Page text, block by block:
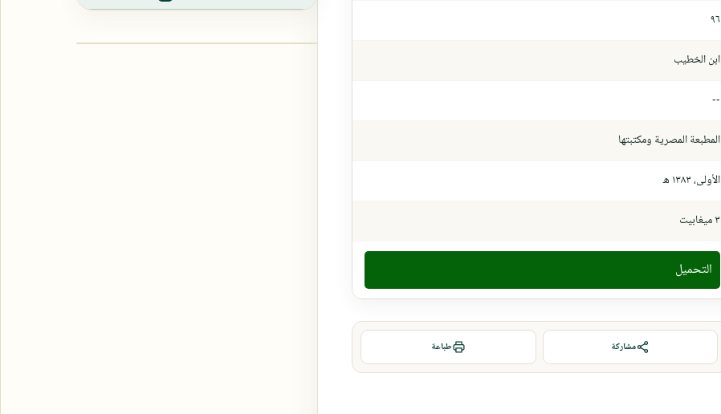
٩٦
ابن الخطيب
--
المطبعة المصرية ومكتبتها
الأولى، ١٣٨٣ ھ
٣ ميغابيت
التحميل
مشاركة طباعة